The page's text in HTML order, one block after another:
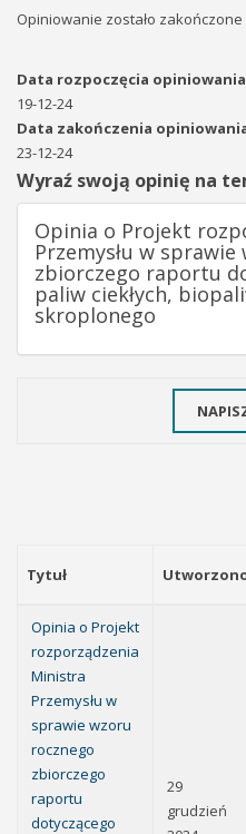
Opiniowanie zostało zakończone
Data rozpoczęcia opiniowania
19-12-24
Data zakończenia
23-12-24
Wyraź swoją opinię na
Opinia o Projekt
Przemysłu w
zbiorczego raportu
paliw ciekłych,
skroplonego
Tytuł
Opinia o Projekt
rozporządzenia
Ministra
Przemysłu w
sprawie wzoru
rocznego
zbiorczego
raportu
dotyczącego
29
grudzień